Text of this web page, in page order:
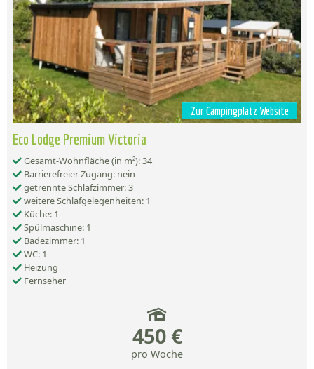
Zur Campingplatz Website
Eco Lodge Premium Victoria
Gesamt-Wohnfläche (in m²): 34
Barrierefreier Zugang: nein
getrennte Schlafzimmer: 3
weitere Schlafgelegenheiten: 1
Küche: 1
Spülmaschine: 1
Badezimmer: 1
WC: 1
Heizung
Fernseher
450 €
pro Woche